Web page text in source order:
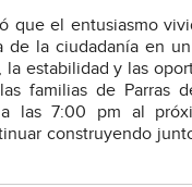
que el entusiasmo
de la ciudadanía en
la estabilidad y las
familias de Parras
a las 7:00 pm al
construyendo